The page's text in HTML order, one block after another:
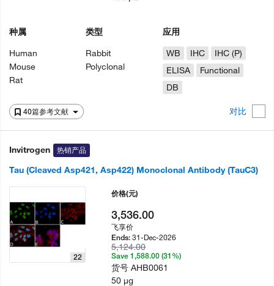
40篇参考文献 对比
种属
Human
Mouse
Rat
类型
Rabbit
Polyclonal
应用
WB
IHC
IHC (P)
ELISA
Functional
DB
Invitrogen 热销产品
Tau (Cleaved Asp421, Asp422) Monoclonal Antibody (TauC3)
22
价格(元)
3,536.00
飞享价
Ends:31-Dec-2026
5,124.00
Save 1,588.00 (31%)
货号AHB0061
50 µg